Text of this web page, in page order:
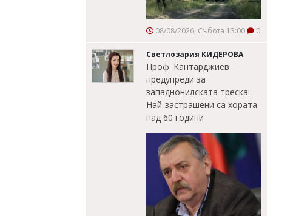
08/08/2026, Събота 13:00 0
Светлозария КИДЕРОВА
Проф. Кантарджиев
предупреди за
западнонилската треска:
Най-застрашени са хората
над 60 години